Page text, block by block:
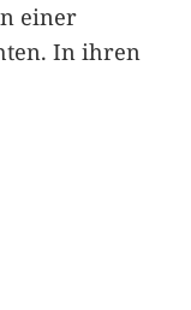
einer
In ihren